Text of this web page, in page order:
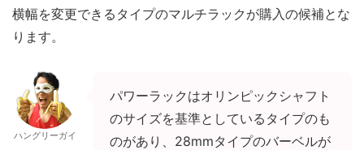
横幅を変更できるタイプのマルチラックが購入の候補とな
ります。
ハングリーガイ
パワーラックはオリンピックシャフト
のサイズを基準としているタイプのも
のがあり、28mmタイプのバーベルが